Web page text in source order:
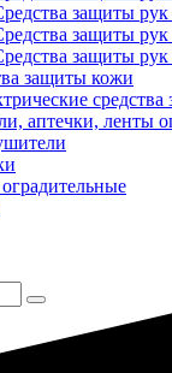
защиты
защиты
защиты
защиты кожи
аптечки, ленты